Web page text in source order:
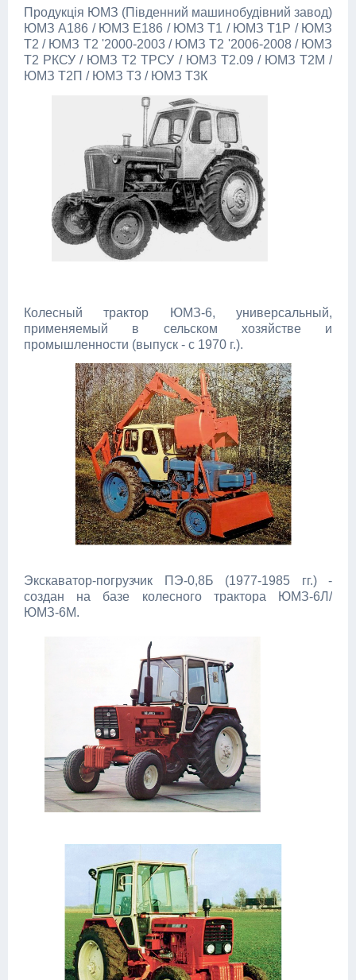
Продукція ЮМЗ (Південний машинобудівний завод)
ЮМЗ А186 / ЮМЗ Е186 / ЮМЗ Т1 / ЮМЗ Т1Р / ЮМЗ
Т2 / ЮМЗ Т2 '2000-2003 / ЮМЗ Т2 '2006-2008 / ЮМЗ
Т2 РКСУ / ЮМЗ Т2 ТРСУ / ЮМЗ Т2.09 / ЮМЗ Т2М /
ЮМЗ Т2П / ЮМЗ Т3 / ЮМЗ Т3К
Колесный трактор ЮМЗ-6, универсальный,
применяемый в сельском хозяйстве и
промышленности (выпуск - с 1970 г.).
Экскаватор-погрузчик ПЭ-0,8Б (1977-1985 гг.) -
создан на базе колесного трактора ЮМЗ-6Л/
ЮМЗ-6М.